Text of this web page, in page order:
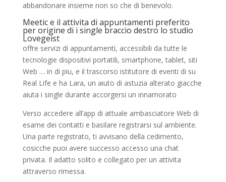
abbandonare insieme non so che di benevolo.
Meetic e il attivita di appuntamenti preferito
per origine di i single braccio destro lo studio
Lovegeist
offre servizi di appuntamenti, accessibili da tutte le
tecnologie dispositivi portatili, smartphone, tablet, siti
Web … in di piu, e il trascorso istitutore di eventi di su
Real Life e ha Lara, un aiuto di astuzia alterato giacche
aiuta i single durante accorgersi un innamorato
Verso accedere all’app di attuale ambasciatore Web di
esame dei contatti e basilare registrarsi sul ambiente.
Una parte registrato, ti avvisano della cedimento,
cosicche puoi avere successo accesso una chat
privata. Il adatto solito e collegato per un attivita
attraverso rimessa.